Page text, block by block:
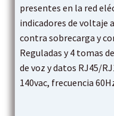
presentes en la red
indicadores de voltaje
contra sobrecarga y
Reguladas y 4 tomas
de voz y datos RJ45/
140vac, frecuencia